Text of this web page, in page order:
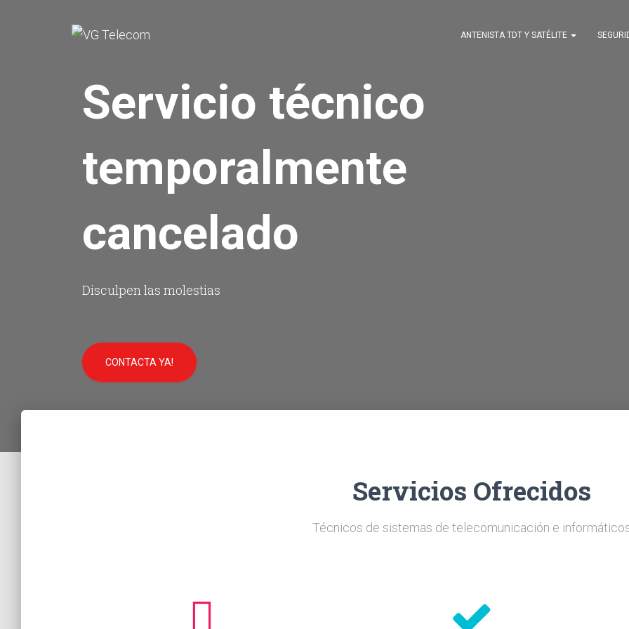
ANTENISTA TDT Y SATÉLITE
Servicio técnico
temporalmente
cancelado
Disculpen las molestias
CONTACTA YA!
Servicios Ofrecidos
Técnicos de sistemas de telecomunicación e